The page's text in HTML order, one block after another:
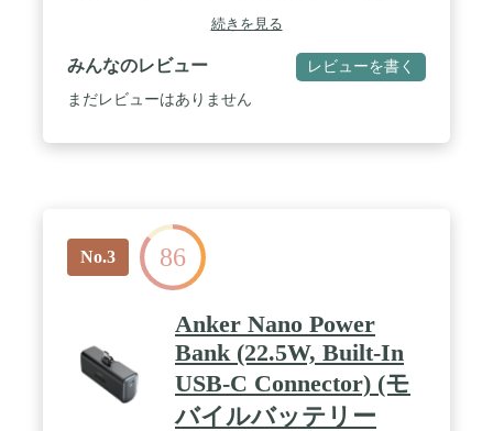
Power Delivery 3.1対応により、最大140Wでの超高
出力を実現。さらに幅広い機器への急速充電に対応
しました。 / スリム設計：高さわずか約16cm、幅は
約5cmとメガネケースほどのスリムなサイズを実
現。重さも500mlペットボトルと同等で、持ち運び
続きを見る
みんなのレビュー レビューを書く
まだレビューはありません
No.3 86
Anker Nano Power
Bank (22.5W, Built-In
USB-C Connector) (モ
バイルバッテリー